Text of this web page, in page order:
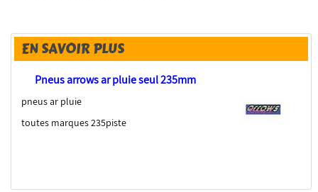
EN SAVOIR PLUS
Pneus arrows ar pluie seul 235mm
pneus ar pluie
toutes marques 235piste